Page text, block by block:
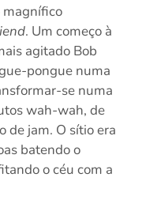
magnífico
. Um começo à
agitado Bob
pongue numa
se numa
wah-wah, de
de jam. O sítio era
batendo o
o céu com a